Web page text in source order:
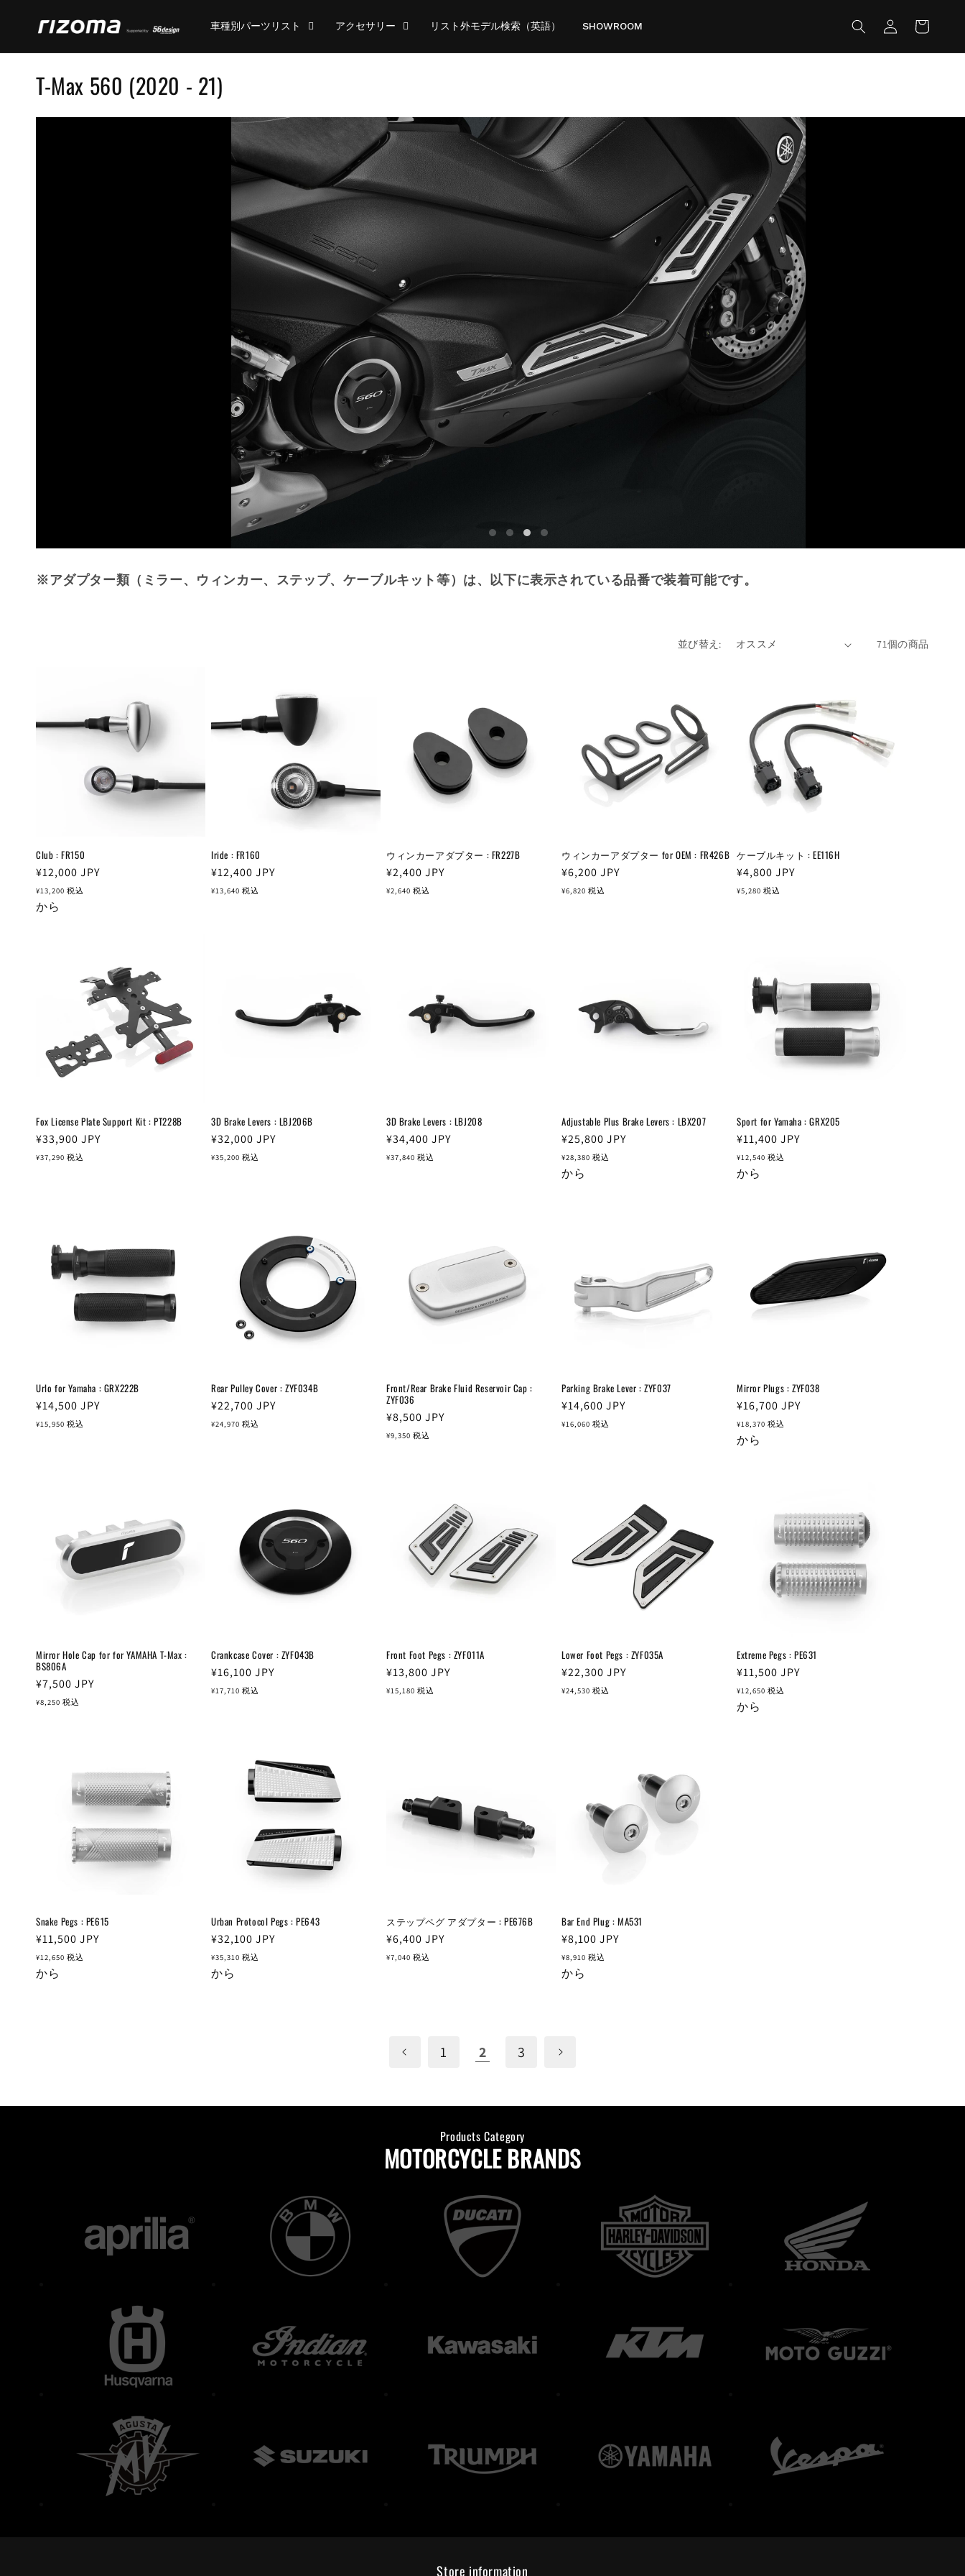
進む
車種別パーツリスト アクセサリー リスト外モデル検索（英語） SHOWROOM
グ
イ
ン
ー
コ
レ
T-Max 560 (2020 - 21)
※アダプター類（ミラー、ウィンカー、ステップ、ケーブルキット等）は、以下に表示されている品番で装着可能です。
並び替え: 71個の商品
Club : FR150
通
常
価
¥12,000 JPY
¥13,200 税込
から
Iride : FR160
通
常
¥12,400 JPY
¥13,640 税込
ウィンカーアダプター : FR227B
通
常
¥2,400 JPY
¥2,640 税込
ウィンカーアダプター for OEM : FR426B
通
常
¥6,200 JPY
¥6,820 税込
ケーブルキット : EE116H
通
常
¥4,800 JPY
¥5,280 税込
Fox License Plate Support Kit : PT228B
通
常
¥33,900 JPY
¥37,290 税込
3D Brake Levers : LBJ206B
通
常
¥32,000 JPY
¥35,200 税込
3D Brake Levers : LBJ208
通
常
¥34,400 JPY
¥37,840 税込
Adjustable Plus Brake Levers : LBX207
通
常
価
¥25,800 JPY
¥28,380 税込
から
Sport for Yamaha : GRX205
通
常
価
¥11,400 JPY
¥12,540 税込
から
Urlo for Yamaha : GRX222B
通
常
¥14,500 JPY
¥15,950 税込
Rear Pulley Cover : ZYF034B
通
常
¥22,700 JPY
¥24,970 税込
Front/Rear Brake Fluid Reservoir Cap :
ZYF036
通
常
¥8,500 JPY
¥9,350 税込
Parking Brake Lever : ZYF037
通
常
¥14,600 JPY
¥16,060 税込
Mirror Plugs : ZYF038
通
常
価
¥16,700 JPY
¥18,370 税込
から
Mirror Hole Cap for for YAMAHA T-Max :
BS806A
通
常
¥7,500 JPY
¥8,250 税込
Crankcase Cover : ZYF043B
通
常
¥16,100 JPY
¥17,710 税込
Front Foot Pegs : ZYF011A
通
常
¥13,800 JPY
¥15,180 税込
Lower Foot Pegs : ZYF035A
通
常
¥22,300 JPY
¥24,530 税込
Extreme Pegs : PE631
通
常
価
¥11,500 JPY
¥12,650 税込
から
Snake Pegs : PE615
通
常
価
¥11,500 JPY
¥12,650 税込
から
Urban Protocol Pegs : PE643
通
常
価
¥32,100 JPY
¥35,310 税込
から
ステップペグ アダプター : PE676B
通
常
¥6,400 JPY
¥7,040 税込
Bar End Plug : MA531
通
常
価
¥8,100 JPY
¥8,910 税込
から
1 2 3
Products Category
MOTORCYCLE BRANDS
Store information